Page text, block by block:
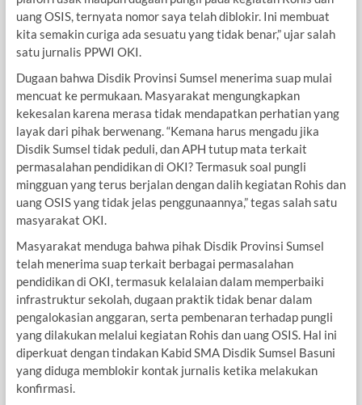
uang OSIS, ternyata nomor saya telah diblokir. Ini membuat
kita semakin curiga ada sesuatu yang tidak benar,” ujar salah
satu jurnalis PPWI OKI.
Dugaan bahwa Disdik Provinsi Sumsel menerima suap mulai
mencuat ke permukaan. Masyarakat mengungkapkan
kekesalan karena merasa tidak mendapatkan perhatian yang
layak dari pihak berwenang. “Kemana harus mengadu jika
Disdik Sumsel tidak peduli, dan APH tutup mata terkait
permasalahan pendidikan di OKI? Termasuk soal pungli
mingguan yang terus berjalan dengan dalih kegiatan Rohis dan
uang OSIS yang tidak jelas penggunaannya,” tegas salah satu
masyarakat OKI.
Masyarakat menduga bahwa pihak Disdik Provinsi Sumsel
telah menerima suap terkait berbagai permasalahan
pendidikan di OKI, termasuk kelalaian dalam memperbaiki
infrastruktur sekolah, dugaan praktik tidak benar dalam
pengalokasian anggaran, serta pembenaran terhadap pungli
yang dilakukan melalui kegiatan Rohis dan uang OSIS. Hal ini
diperkuat dengan tindakan Kabid SMA Disdik Sumsel Basuni
yang diduga memblokir kontak jurnalis ketika melakukan
konfirmasi.